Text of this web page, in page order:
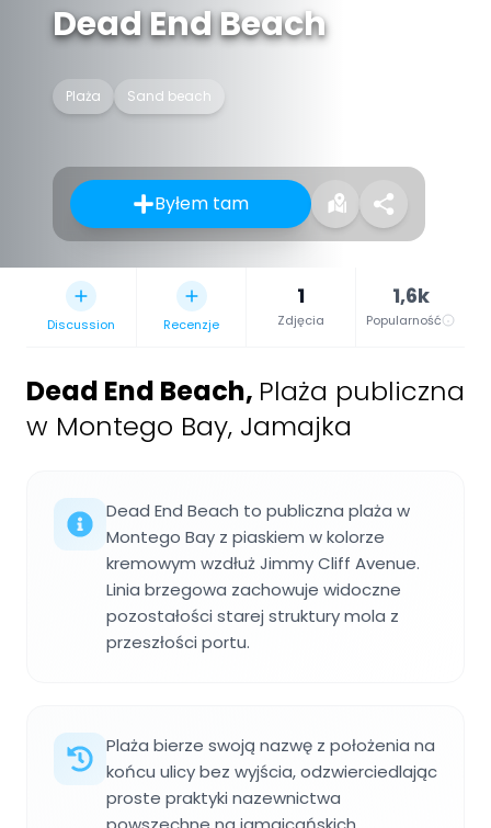
Dead End Beach
Plaża Sand beach
Byłem tam
Discussion Recenzje
1
Zdjęcia
1,6k
Popularność
Dead End Beach, Plaża publiczna
w Montego Bay, Jamajka
Dead End Beach to publiczna plaża w
Montego Bay z piaskiem w kolorze
kremowym wzdłuż Jimmy Cliff Avenue.
Linia brzegowa zachowuje widoczne
pozostałości starej struktury mola z
przeszłości portu.
Plaża bierze swoją nazwę z położenia na
końcu ulicy bez wyjścia, odzwierciedlając
proste praktyki nazewnictwa